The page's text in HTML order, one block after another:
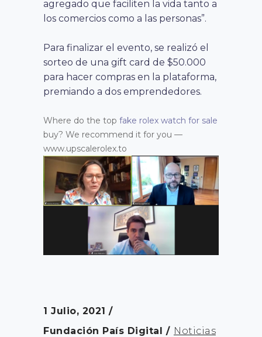
agregado que faciliten la vida tanto a
los comercios como a las personas”.
Para finalizar el evento, se realizó el
sorteo de una gift card de $50.000
para hacer compras en la plataforma,
premiando a dos emprendedores.
Where do the top fake rolex watch for sale
buy? We recommend it for you —
www.upscalerolex.to
1 Julio, 2021
Fundación País Digital
Noticias